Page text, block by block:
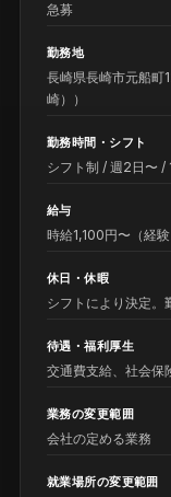
急募
勤務地
長崎県長崎市元船町
崎））
勤務時間・シフト
シフト制 / 週2日〜 /
給与
時給1,100円〜（経
休日・休暇
シフトにより決定。
待遇・福利厚生
交通費支給、社会保
業務の変更範囲
会社の定める業務
就業場所の変更範囲